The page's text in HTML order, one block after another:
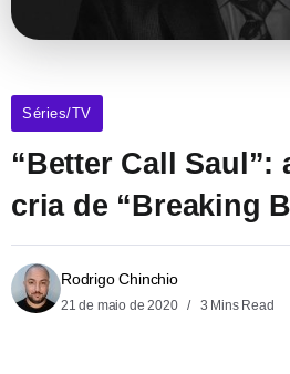
Séries/TV
“Better Call Saul”:
cria de “Breaking
Rodrigo Chinchio
21 de maio de 2020 3 Mins Read